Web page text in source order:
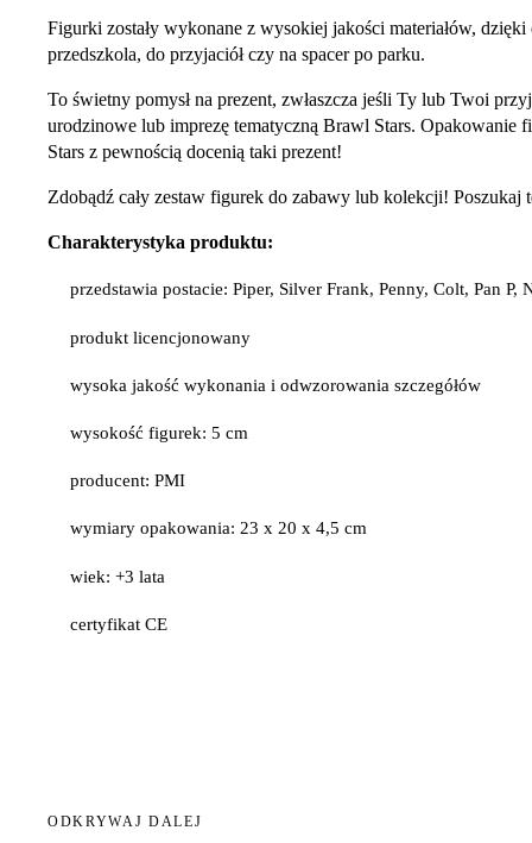
Figurki zostały wykonane z wysokiej jakości materiałów,
przedszkola, do przyjaciół czy na spacer po parku.
To świetny pomysł na prezent, zwłaszcza jeśli Ty lub Twoi
urodzinowe lub imprezę tematyczną Brawl Stars. Opakowanie
Stars z pewnością docenią taki prezent!
Zdobądź cały zestaw figurek do zabawy lub kolekcji!
Charakterystyka produktu:
przedstawia postacie: Piper, Silver Frank, Penny, Colt, Pan P,
produkt licencjonowany
wysoka jakość wykonania i odwzorowania szczegółów
wysokość figurek: 5 cm
producent: PMI
wymiary opakowania: 23 x 20 x 4,5 cm
wiek: +3 lata
certyfikat CE
ODKRYWAJ DALEJ